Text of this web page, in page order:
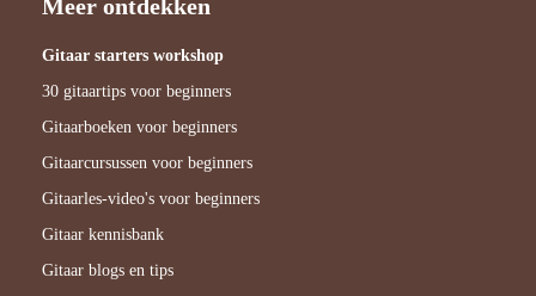
Meer ontdekken
Gitaar starters workshop
30 gitaartips voor beginners
Gitaarboeken voor beginners
Gitaarcursussen voor beginners
Gitaarles-video's voor beginners
Gitaar kennisbank
Gitaar blogs en tips